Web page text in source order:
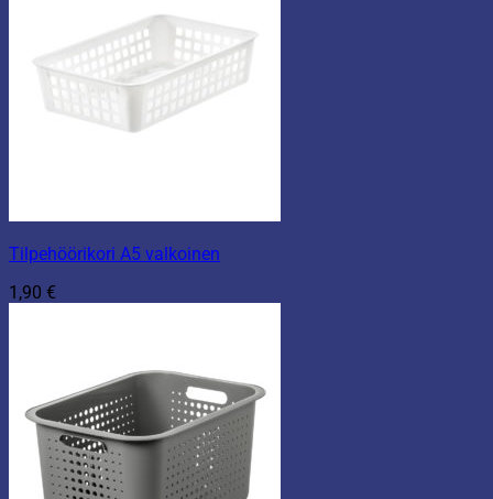
Tilpehöörikori A5 valkoinen
1,90 €